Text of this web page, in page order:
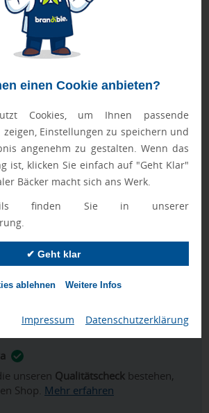
einen Cookie anbieten?
Cookies, um Ihnen passende
Einstellungen zu speichern und
angenehm zu gestalten. Wenn das
ist, klicken Sie einfach auf "Geht Klar"
Bäcker macht sich ans Werk.
finden Sie in unserer
✔ Geht klar
ablehnen Weitere Infos
Impressum Datenschutzerklärung
PLA Kaffeebechers für
klar definiert.
sich der Becher für eine konsistente
Volumen mit Griff und Deckel. Durch
praktisch einsetzbar, während der
des Spülmaschinenhinweises
In der Einordnung zuGiveaways
Artikelwird der Nutzen als
besonders greifbar; ergänzend
Becher mit Logo
Coffee to go Becher
mit Logo
Artikels profitieren Sie von 1 JAHR
unseren Qualitätscheck bestehen,
Shop. Mehr erfahren